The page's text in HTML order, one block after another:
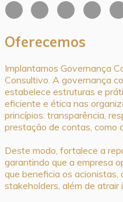
Oferecemos
Implantamos Governança
Consultivo. A governança
estabelece estruturas e
eficiente e ética nas
princípios: transparência,
prestação de contas, como
Deste modo, fortalece a
garantindo que a empresa
que beneficia os acionistas,
stakeholders, além de atrair